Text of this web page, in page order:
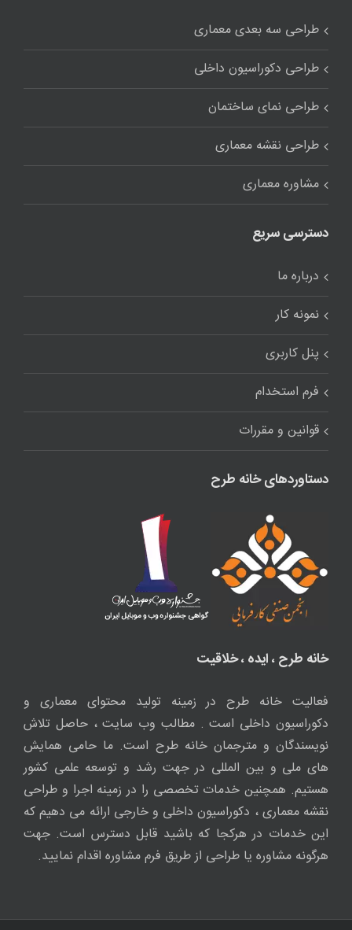
طراحی سه بعدی معماری
طراحی دکوراسیون داخلی
طراحی نمای ساختمان
طراحی نقشه معماری
مشاوره معماری
دسترسی سریع
درباره ما
نمونه کار
پنل کاربری
فرم استخدام
قوانین و مقررات
دستاوردهای خانه طرح
خانه طرح ، ایده ، خلاقیت
فعالیت خانه طرح در زمینه تولید محتوای معماری و
دکوراسیون داخلی است . مطالب وب سایت ، حاصل تلاش
نویسندگان و مترجمان خانه طرح است. ما حامی همایش
های ملی و بین المللی در جهت رشد و توسعه علمی کشور
هستیم. همچنین خدمات تخصصی را در زمینه اجرا و طراحی
نقشه معماری ، دکوراسیون داخلی و خارجی ارائه می دهیم که
این خدمات در هرکجا که باشید قابل دسترس است. جهت
هرگونه مشاوره یا طراحی از طریق فرم مشاوره اقدام نمایید.